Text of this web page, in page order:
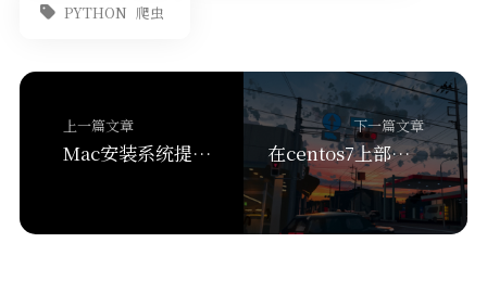
PYTHON 爬虫
上一篇文章
Mac安装系统提示应用程序副本已损坏时解决方式
下一篇文章
在centos7上部署ZeroTier实现内网穿透